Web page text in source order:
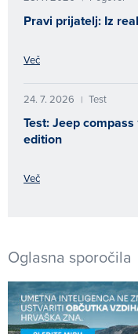
Pravi prijatelj: Iz
Več
24. 7. 2026 | Test
Test: Jeep
edition
Več
Oglasna sporočila